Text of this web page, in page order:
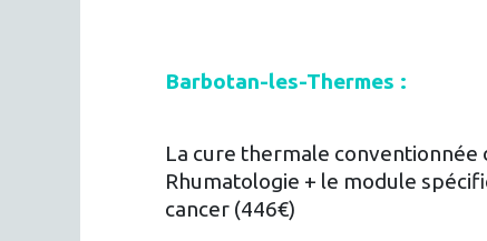
Barbotan-les-Thermes :
La cure thermale conventionnée
Rhumatologie + le module
cancer (446€)